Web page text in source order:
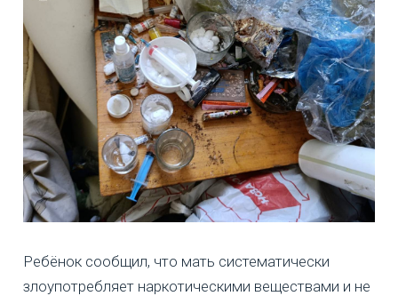
Ребёнок сообщил, что мать систематически
злоупотребляет наркотическими веществами и не